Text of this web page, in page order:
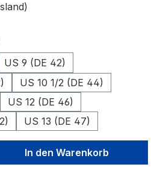
US 9 (DE 42)
US 10 1/2 (DE 44)
US 12 (DE 46)
US 13 (DE 47)
Gib den
In den Warenkorb